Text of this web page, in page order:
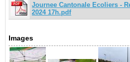
Journee Cantonale Ecoliers -
2024 17h.pdf
Images